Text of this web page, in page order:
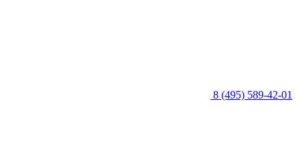
8 (495) 589-42-01